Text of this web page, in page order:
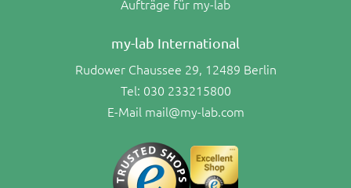
Aufträge für my-lab
my-lab International
Rudower Chaussee 29, 12489 Berlin
Tel: 030 233215800
E-Mail mail@my-lab.com